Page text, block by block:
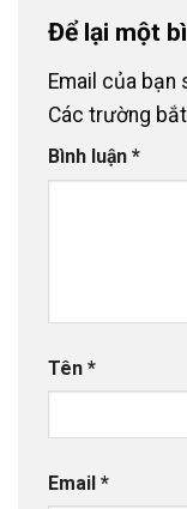
Để lại một
Email của bạn
Các trường
Bình luận *
Tên *
Email *